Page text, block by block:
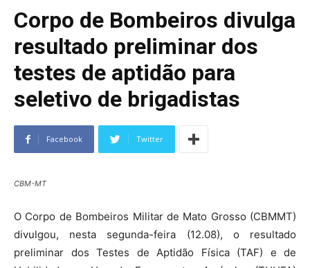
Corpo de Bombeiros divulga
resultado preliminar dos
testes de aptidão para
seletivo de brigadistas
Facebook Twitter
CBM-MT
O Corpo de Bombeiros Militar de Mato Grosso (CBMMT)
divulgou, nesta segunda-feira (12.08), o resultado
preliminar dos Testes de Aptidão Física (TAF) e de